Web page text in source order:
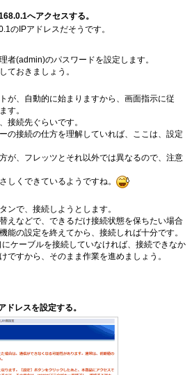
へアクセスする。
のIPアドレスだそうです。
者(admin)のパスワードを設定します。
ておきましょう。
が、自動的に始まりますから、画面指示に従
す。
接続先ぐらいです。
の接続の仕方を理解していれば、ここは、設定
が、フレッツとそれ以外では異なるので、注意
しくできているようですね。
ンで、接続しようとします。
えなどで、できるだけ接続状態を保ちたい場合
能の設定を終えてから、接続しれば十分です。
ケーブルを接続していなければ、接続できなか
ですから、そのまま作業を進めましょう。
ドレスを設定する。